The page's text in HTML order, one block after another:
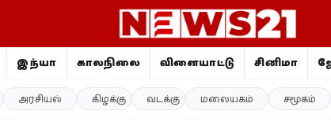
இந்தியா காலநிலை விளையாட்டு சினிமா
அரசியல் கிழக்கு வடக்கு மலையகம் சமூகம்